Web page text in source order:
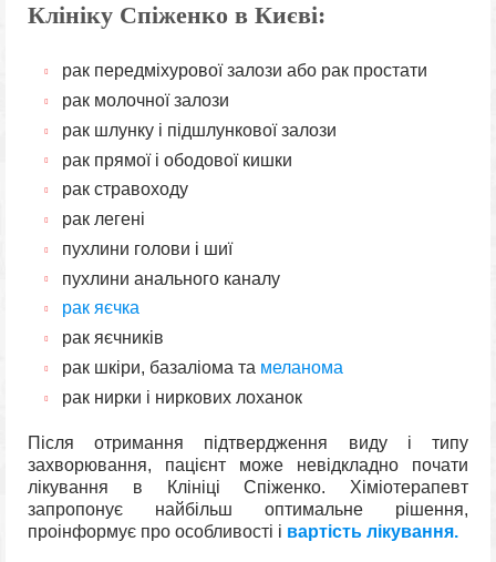
Клініку Спіженко в Києві:
рак передміхурової залози або рак простати
рак молочної залози
рак шлунку і підшлункової залози
рак прямої і ободової кишки
рак стравоходу
рак легені
пухлини голови і шиї
пухлини анального каналу
рак яєчка
рак яєчників
рак шкіри, базаліома та меланома
рак нирки і ниркових лоханок
Після отримання підтвердження виду і типу
захворювання, пацієнт може невідкладно почати
лікування в Клініці Спіженко. Хіміотерапевт
запропонує найбільш оптимальне рішення,
проінформує про особливості і вартість лікування.